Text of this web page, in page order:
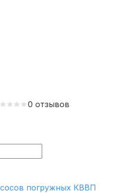
0 отзывов
погружных КВВП